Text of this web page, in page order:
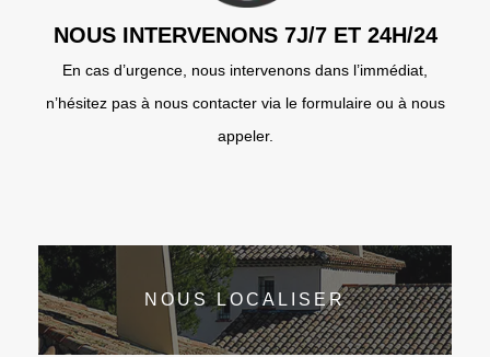
NOUS INTERVENONS 7J/7 ET 24H/24
En cas d’urgence, nous intervenons dans l’immédiat,
n’hésitez pas à nous contacter via le formulaire ou à nous
appeler.
NOUS LOCALISER